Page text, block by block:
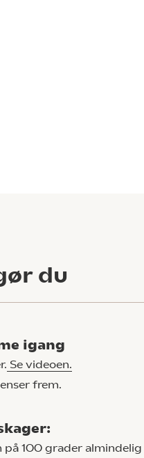
du
igang
Se videoen.
frem.
på 100 grader almindelig